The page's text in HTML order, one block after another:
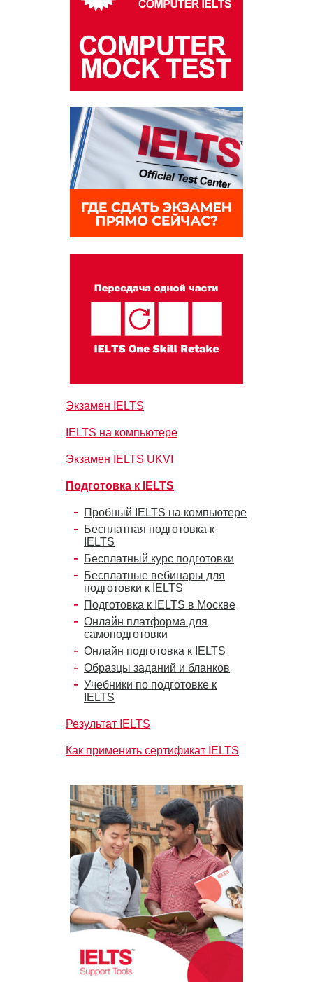
Экзамен IELTS
IELTS на компьютере
Экзамен IELTS UKVI
Подготовка к IELTS
Пробный IELTS на компьютере
Бесплатная подготовка к
IELTS
Бесплатный курс подготовки
Бесплатные вебинары для
подготовки к IELTS
Подготовка к IELTS в Москве
Онлайн платформа для
самоподготовки
Онлайн подготовка к IELTS
Образцы заданий и бланков
Учебники по подготовке к
IELTS
Результат IELTS
Как применить сертификат IELTS